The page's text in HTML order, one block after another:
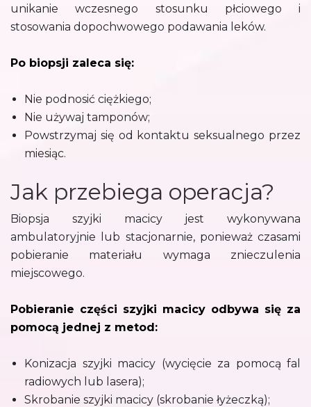
unikanie wczesnego stosunku płciowego i
stosowania dopochwowego podawania leków.
Po biopsji zaleca się:
Nie podnosić ciężkiego;
Nie używaj tamponów;
Powstrzymaj się od kontaktu seksualnego przez
miesiąc.
Jak przebiega operacja?
Biopsja szyjki macicy jest wykonywana
ambulatoryjnie lub stacjonarnie, ponieważ czasami
pobieranie materiału wymaga znieczulenia
miejscowego.
Pobieranie części szyjki macicy odbywa się za
pomocą jednej z metod:
Konizacja szyjki macicy (wycięcie za pomocą fal
radiowych lub lasera);
Skrobanie szyjki macicy (skrobanie łyżeczką);